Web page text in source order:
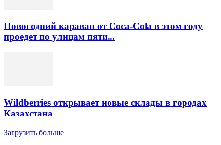
Новогодний караван от Coca-Cola в этом году
проедет по улицам пяти...
Wildberries открывает новые склады в городах
Казахстана
Загрузить больше